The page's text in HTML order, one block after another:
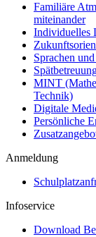
Familiäre
miteinander
Individuelles
Sprachen
MINT
Technik)
Digitale
Persönliche
Anmeldung
Infoservice
Download